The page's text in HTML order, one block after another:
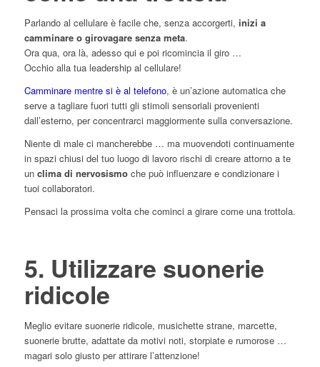
Parlando al cellulare è facile che, senza accorgerti, inizi a
camminare o girovagare senza meta.
Ora qua, ora là, adesso qui e poi ricomincia il giro …
Occhio alla tua leadership al cellulare!
Camminare mentre si è al telefono, è un’azione automatica che
serve a tagliare fuori tutti gli stimoli sensoriali provenienti
dall’esterno, per concentrarci maggiormente sulla conversazione.
Niente di male ci mancherebbe … ma muovendoti continuamente
in spazi chiusi del tuo luogo di lavoro rischi di creare attorno a te
un clima di nervosismoche può influenzare e condizionare i
tuoi collaboratori.
Pensaci la prossima volta che cominci a girare come una trottola.
5. Utilizzare suonerie
ridicole
Meglio evitare suonerie ridicole, musichette strane, marcette,
suonerie brutte, adattate da motivi noti, storpiate e rumorose …
magari solo giusto per attirare l’attenzione!